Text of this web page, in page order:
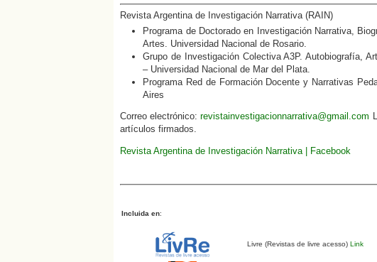
Revista Argentina de Investigación Narrativa (RAIN)
Programa de Doctorado en Investigación Narrativa,
Artes. Universidad Nacional de Rosario.
Grupo de Investigación Colectiva A3P. Autobiografía,
– Universidad Nacional de Mar del Plata.
Programa Red de Formación Docente y Narrativas
Aires
Correo electrónico:revistainvestigacionnarrativa@gmail.com
artículos firmados.
Revista Argentina de Investigación Narrativa | Facebook
Incluida en:
Livre (Revistas de livre acesso)Link